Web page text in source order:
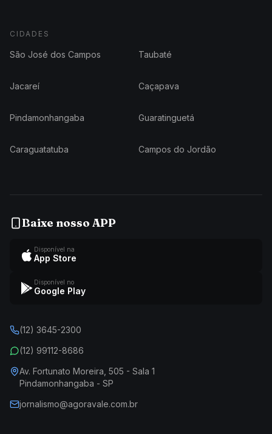
CIDADES
São José dos Campos Taubaté
Jacareí Caçapava
Pindamonhangaba Guaratinguetá
Caraguatatuba Campos do Jordão
Baixe nosso APP
Disponível na
App Store
Disponível no
Google Play
(12) 3645-2300
(12) 99112-8686
Av. Fortunato Moreira, 505 - Sala 1
Pindamonhangaba - SP
jornalismo@agoravale.com.br